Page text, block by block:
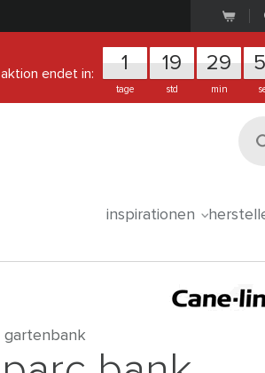
aktion endet in: 1
tage
19
std
29
min
5
inspirationen
gartenbank